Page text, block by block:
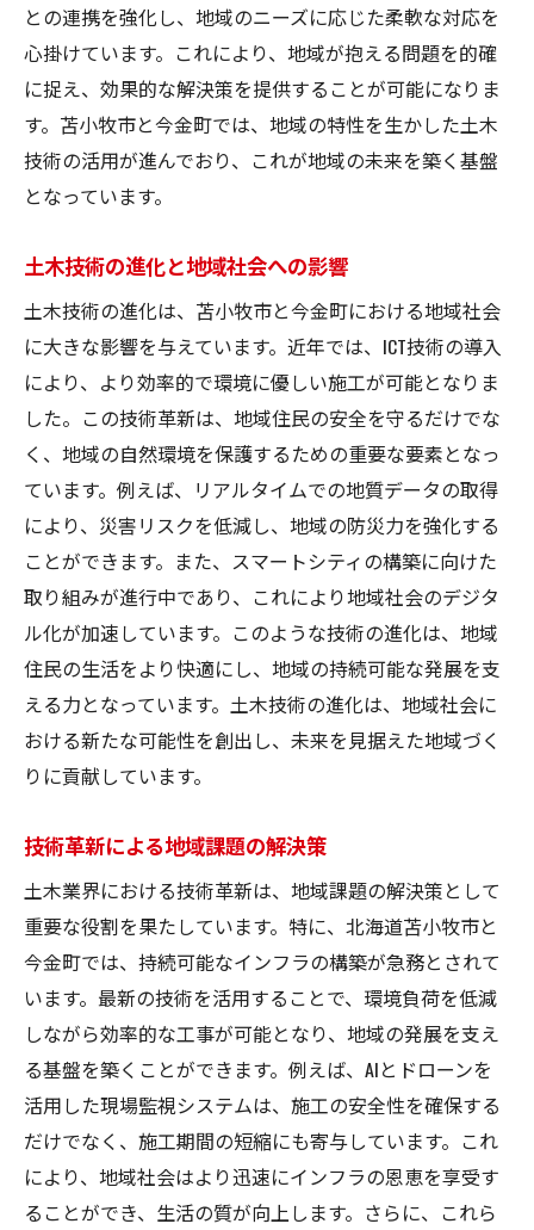
との連携を強化し、地域のニーズに応じた柔軟な対応を
心掛けています。これにより、地域が抱える問題を的確
に捉え、効果的な解決策を提供することが可能になりま
す。苫小牧市と今金町では、地域の特性を生かした土木
技術の活用が進んでおり、これが地域の未来を築く基盤
となっています。
土木技術の進化と地域社会への影響
土木技術の進化は、苫小牧市と今金町における地域社会
に大きな影響を与えています。近年では、ICT技術の導入
により、より効率的で環境に優しい施工が可能となりま
した。この技術革新は、地域住民の安全を守るだけでな
く、地域の自然環境を保護するための重要な要素となっ
ています。例えば、リアルタイムでの地質データの取得
により、災害リスクを低減し、地域の防災力を強化する
ことができます。また、スマートシティの構築に向けた
取り組みが進行中であり、これにより地域社会のデジタ
ル化が加速しています。このような技術の進化は、地域
住民の生活をより快適にし、地域の持続可能な発展を支
える力となっています。土木技術の進化は、地域社会に
おける新たな可能性を創出し、未来を見据えた地域づく
りに貢献しています。
技術革新による地域課題の解決策
土木業界における技術革新は、地域課題の解決策として
重要な役割を果たしています。特に、北海道苫小牧市と
今金町では、持続可能なインフラの構築が急務とされて
います。最新の技術を活用することで、環境負荷を低減
しながら効率的な工事が可能となり、地域の発展を支え
る基盤を築くことができます。例えば、AIとドローンを
活用した現場監視システムは、施工の安全性を確保する
だけでなく、施工期間の短縮にも寄与しています。これ
により、地域社会はより迅速にインフラの恩恵を享受す
ることができ、生活の質が向上します。さらに、これら